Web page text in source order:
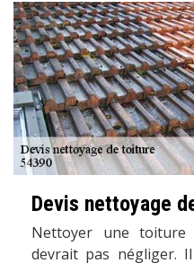
Devis nettoyage
Nettoyer une
devrait pas négliger.